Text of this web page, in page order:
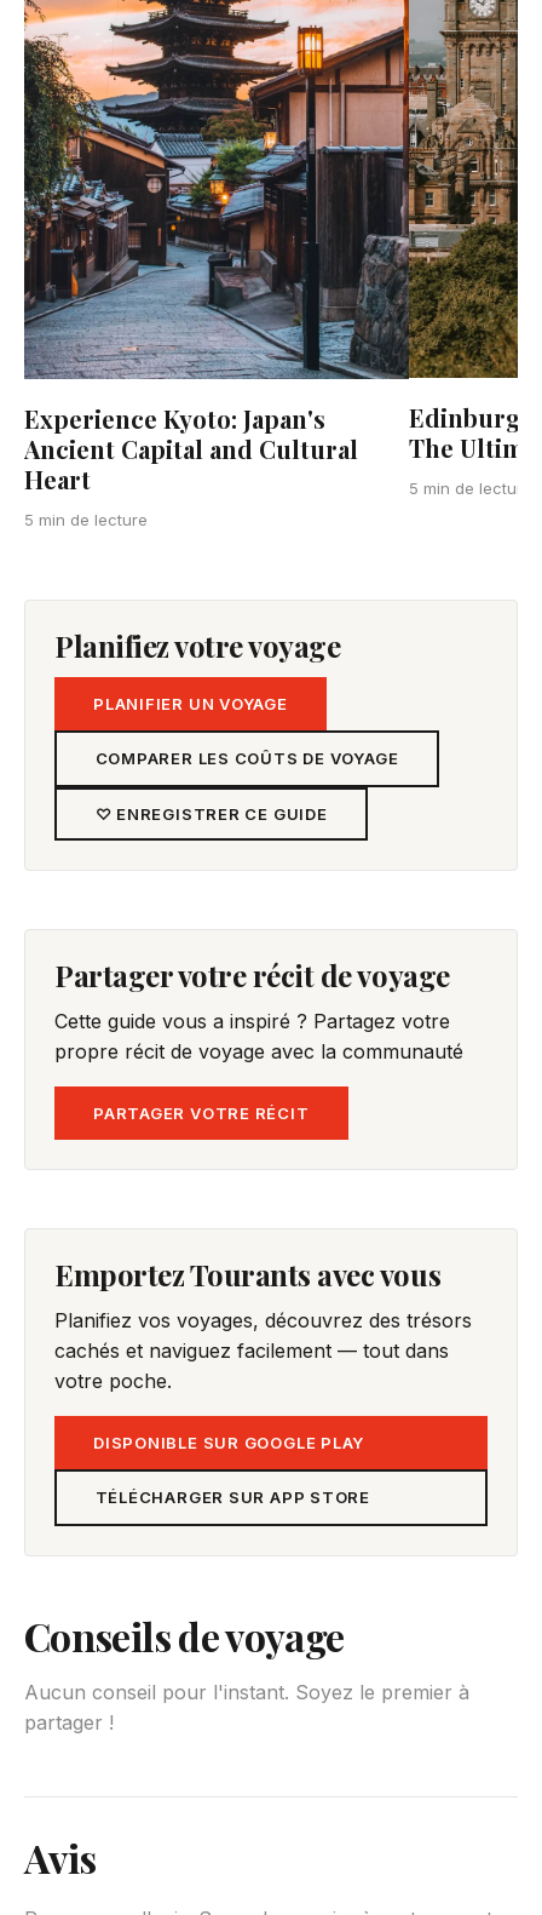
Experience Kyoto: Japan's
Ancient Capital and Cultural
Heart
5 min de lecture
Edinburgh
The
5 min de lecture
Planifiez votre voyage
PLANIFIER UN VOYAGE
COMPARER LES COÛTS DE VOYAGE
♡ ENREGISTRER CE GUIDE
Partager votre récit de voyage
Cette guide vous a inspiré ? Partagez votre
propre récit de voyage avec la communauté
PARTAGER VOTRE RÉCIT
Emportez Tourants avec vous
Planifiez vos voyages, découvrez des trésors
cachés et naviguez facilement — tout dans
votre poche.
DISPONIBLE SUR GOOGLE PLAY
TÉLÉCHARGER SUR APP STORE
Conseils de voyage
Aucun conseil pour l'instant. Soyez le premier à
partager !
Avis